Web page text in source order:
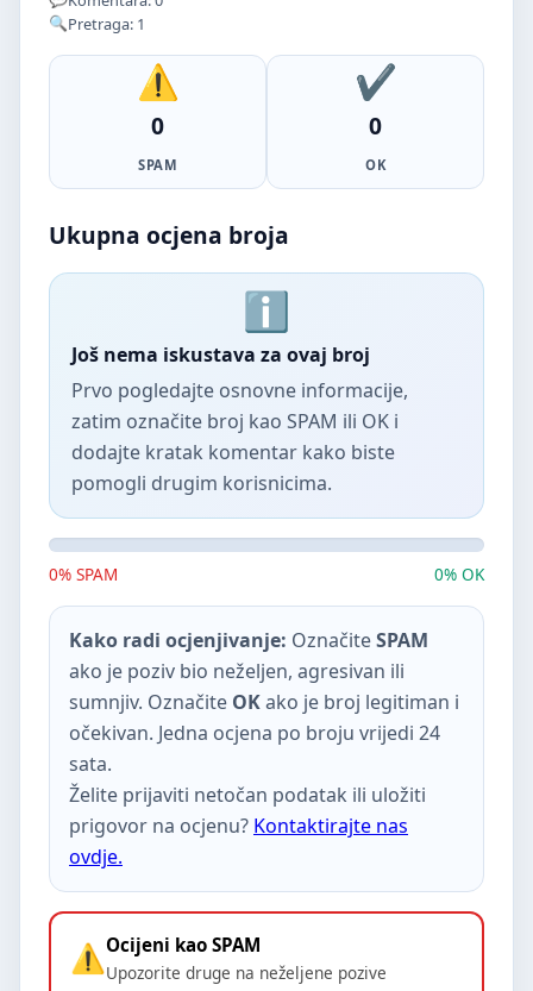
Pretraga: 1
0
SPAM
0
OK
Ukupna ocjena broja
Još nema iskustava za ovaj broj
Prvo pogledajte osnovne informacije,
zatim označite broj kao SPAM ili OK i
dodajte kratak komentar kako biste
pomogli drugim korisnicima.
0% SPAM 0% OK
Kako radi ocjenjivanje: OznačiteSPAM
ako je poziv bio neželjen, agresivan ili
sumnjiv. Označite OKako je broj legitiman i
očekivan. Jedna ocjena po broju vrijedi 24
sata.
Želite prijaviti netočan podatak ili uložiti
prigovor na ocjenu? Kontaktirajte nas
ovdje.
Ocijeni kao SPAM
Upozorite druge na neželjene pozive